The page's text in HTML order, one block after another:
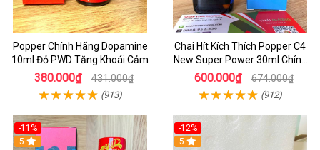
Popper Chính Hãng Dopamine
10ml Đỏ PWD Tăng Khoái Cảm
380.000₫ 431.000₫
(913)
Chai Hít Kích Thích Popper C4
New Super Power 30ml Chính
Hãng Mỹ USA
600.000₫ 674.000₫
(912)
-11%
5
-12%
5